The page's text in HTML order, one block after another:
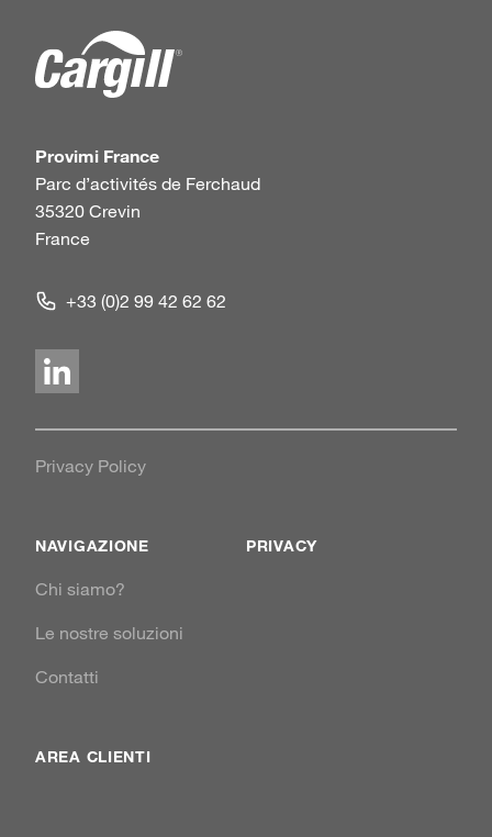
Provimi France
Parc d’activités de Ferchaud
35320 Crevin
France
+33 (0)2 99 42 62 62
LinkedIn
Privacy Policy
NAVIGAZIONE
Chi siamo?
Le nostre soluzioni
Contatti
PRIVACY
AREA CLIENTI